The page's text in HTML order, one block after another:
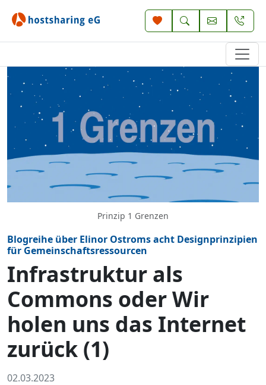
Prinzip 1 Grenzen
Blogreihe über Elinor Ostroms acht Designprinzipien
für Gemeinschaftsressourcen
Infrastruktur als
Commons oder Wir
holen uns das Internet
zurück (1)
02.03.2023